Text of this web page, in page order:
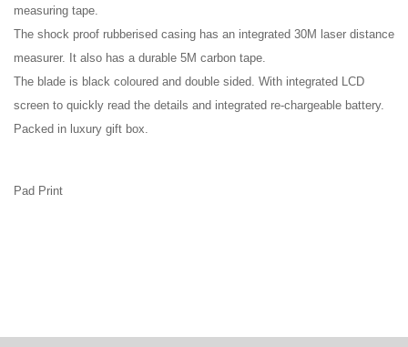
measuring tape.
The shock proof rubberised casing has an integrated 30M laser distance
measurer. It also has a durable 5M carbon tape.
The blade is black coloured and double sided. With integrated LCD
screen to quickly read the details and integrated re-chargeable battery.
Packed in luxury gift box.
Pad Print